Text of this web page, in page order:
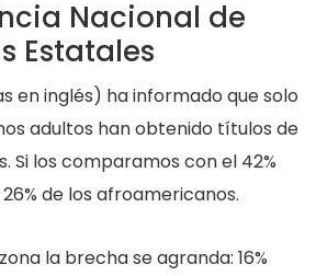
Nacional de
Estatales
en inglés) ha informado que solo
adultos han obtenido títulos de
Si los comparamos con el 42%
de los afroamericanos.
la brecha se agranda: 16%